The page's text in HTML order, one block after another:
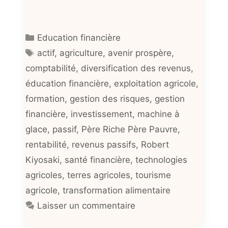
Catégories
Education financière
Étiquettes
actif, agriculture, avenir prospère,
comptabilité, diversification des revenus,
éducation financière, exploitation agricole,
formation, gestion des risques, gestion
financière, investissement, machine à
glace, passif, Père Riche Père Pauvre,
rentabilité, revenus passifs, Robert
Kiyosaki, santé financière, technologies
agricoles, terres agricoles, tourisme
agricole, transformation alimentaire
Laisser un commentaire